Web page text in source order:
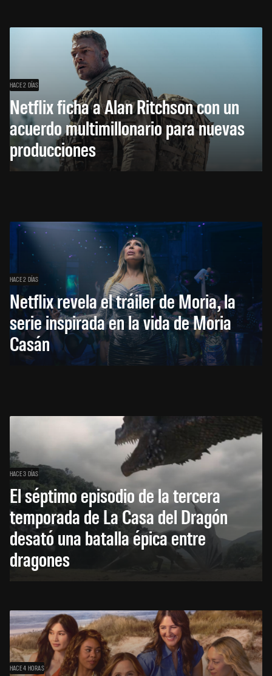
HACE 2 DÍAS
Netflix ficha a Alan Ritchson con un
acuerdo multimillonario para nuevas
producciones
HACE 2 DÍAS
Netflix revela el tráiler de Moria, la
serie inspirada en la vida de Moria
Casán
HACE 3 DÍAS
El séptimo episodio de la tercera
temporada de La Casa del Dragón
desató una batalla épica entre
dragones
HACE 4 HORAS